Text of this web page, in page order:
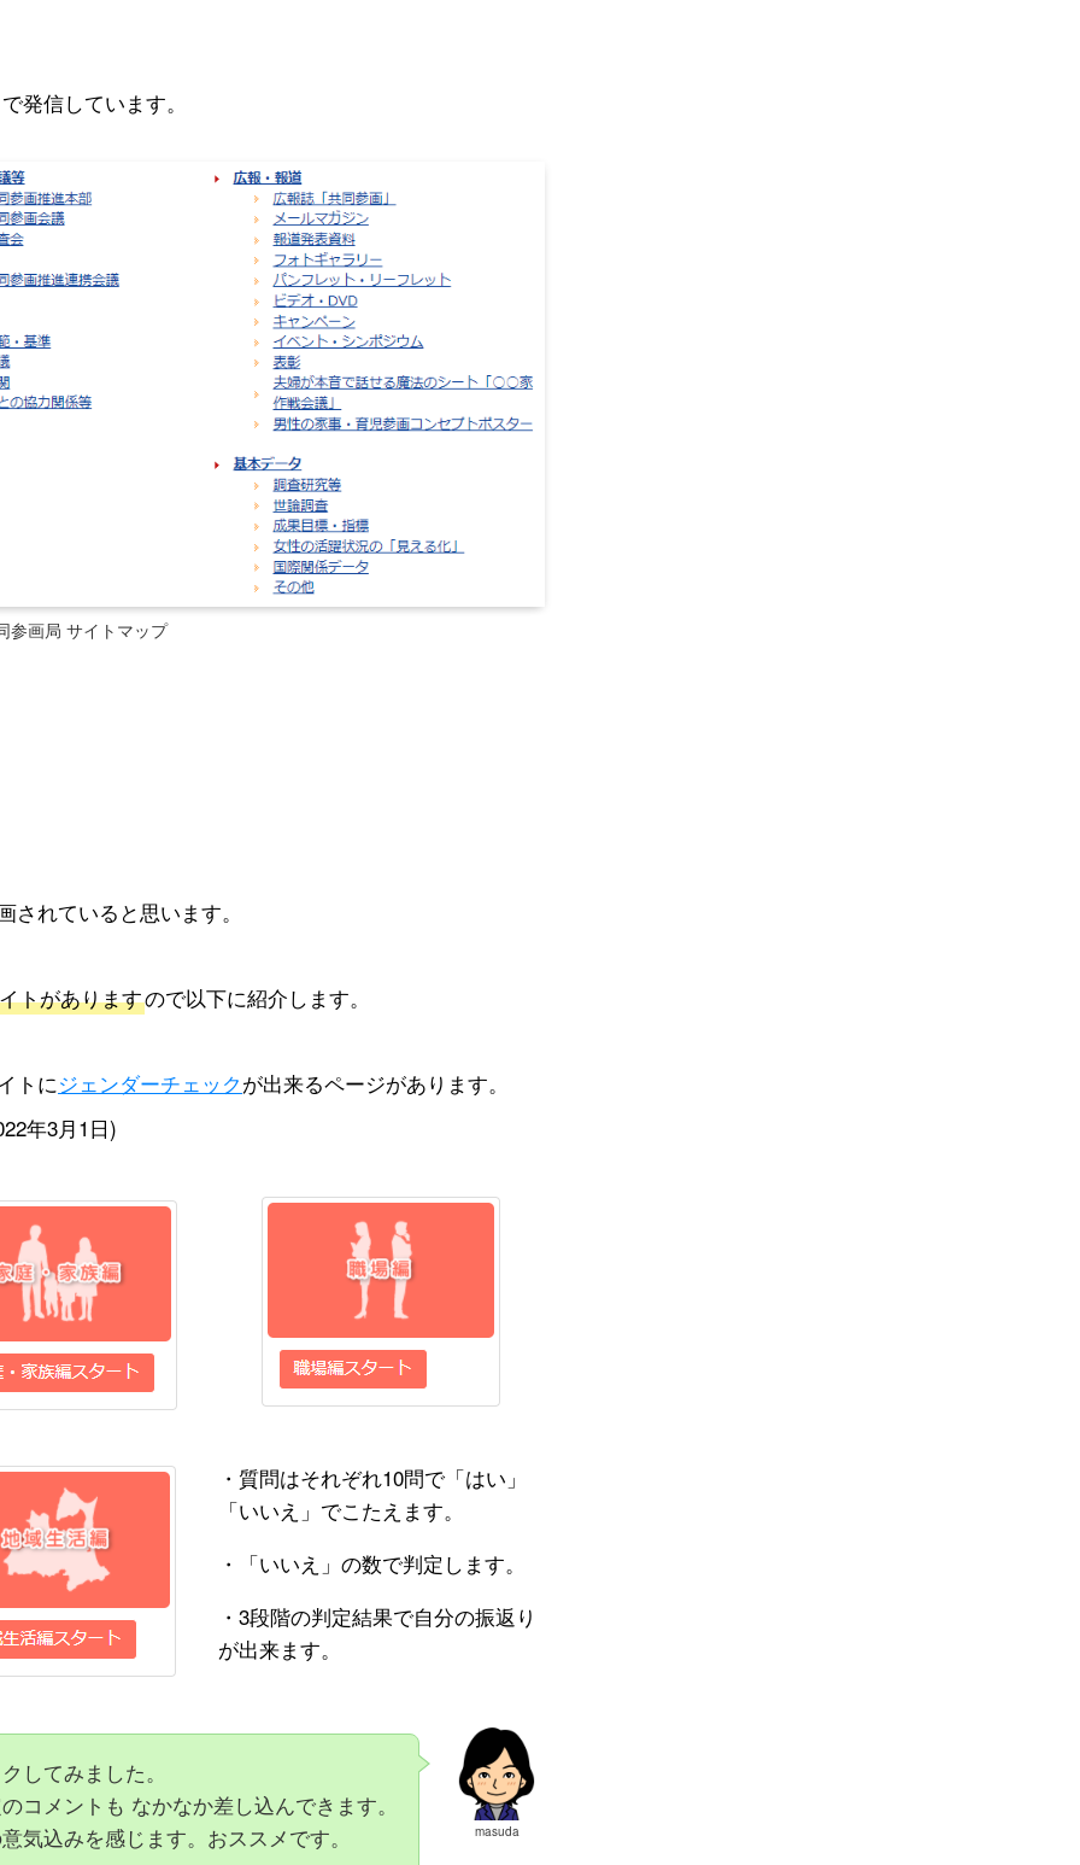
発信しています。
参画局 サイトマップ
れていると思います。
トがありますので以下に紹介します。
トにジェンダーチェックが出来るページがあります。
年3月1日)
・質問はそれぞれ10問で「はい」
「いいえ」でこたえます。
・「いいえ」の数で判定します。
・3段階の判定結果で自分の振返り
が出来ます。
masuda
してみました。
コメントも なかなか差し込んできます。
気込みを感じます。おススメです。